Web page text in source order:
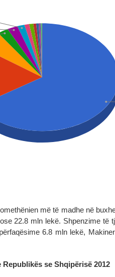
më të madhe në
22.8 mln lekë. Shpenzime të
6.8 mln lekë,
se Shqipërisë 2012